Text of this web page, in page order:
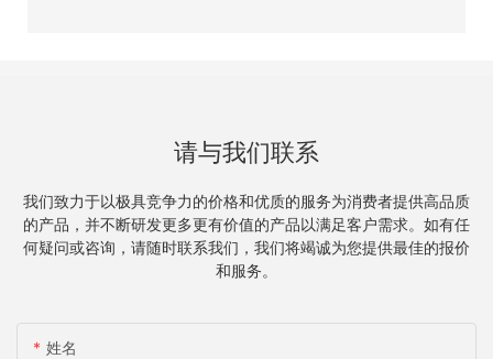
请与我们联系
我们致力于以极具竞争力的价格和优质的服务为消费者提供高品质
的产品，并不断研发更多更有价值的产品以满足客户需求。如有任
何疑问或咨询，请随时联系我们，我们将竭诚为您提供最佳的报价
和服务。
姓名